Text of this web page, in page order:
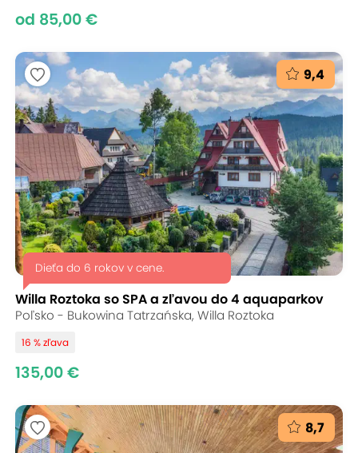
od 85,00 €
9,4
Dieťa do 6 rokov v cene.
Willa Roztoka so SPA a zľavou do 4 aquaparkov
Poľsko - Bukowina Tatrzańska, Willa Roztoka
16 % zľava
135,00 €
8,7